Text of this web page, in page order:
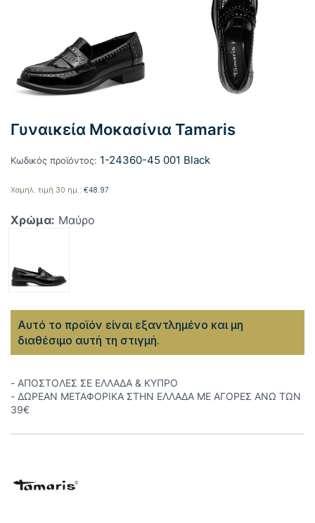
Γυναικεία Μοκασίνια Tamaris
Κωδικός προϊόντος: 1-24360-45 001 Black
Χαμηλ. τιμή 30 ημ.: €48.97
Χρώμα: Μαύρο
Αυτό το προϊόν είναι εξαντλημένο και μη
διαθέσιμο αυτή τη στιγμή.
- ΑΠΟΣΤΟΛΕΣ ΣΕ ΕΛΛΑΔΑ & ΚΥΠΡΟ
- ΔΩΡΕΑΝ ΜΕΤΑΦΟΡΙΚΑ ΣΤΗΝ ΕΛΛΑΔΑ ΜΕ ΑΓΟΡΕΣ ΑΝΩ ΤΩΝ
39€